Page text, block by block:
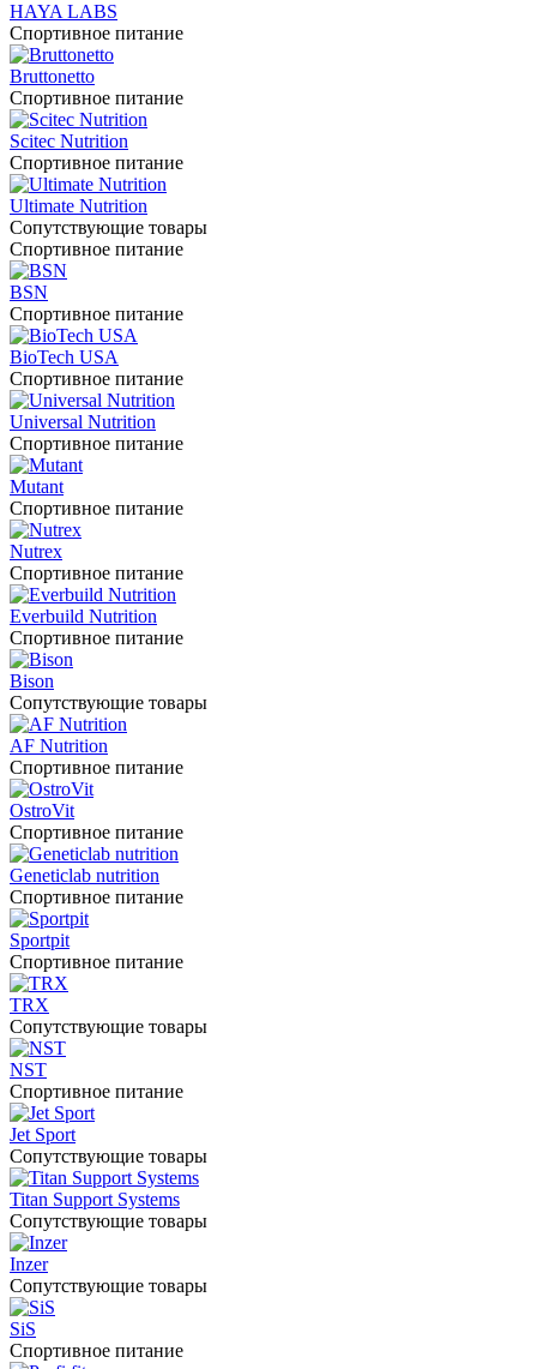
HAYA LABS
Спортивное питание
Bruttonetto
Спортивное питание
Scitec Nutrition
Спортивное питание
Ultimate Nutrition
Сопутствующие товары
Спортивное питание
BSN
Спортивное питание
BioTech USA
Спортивное питание
Universal Nutrition
Спортивное питание
Mutant
Спортивное питание
Nutrex
Спортивное питание
Everbuild Nutrition
Спортивное питание
Bison
Сопутствующие товары
AF Nutrition
Спортивное питание
OstroVit
Спортивное питание
Geneticlab nutrition
Спортивное питание
Sportpit
Спортивное питание
TRX
Сопутствующие товары
NST
Спортивное питание
Jet Sport
Сопутствующие товары
Titan Support Systems
Сопутствующие товары
Inzer
Сопутствующие товары
SiS
Спортивное питание